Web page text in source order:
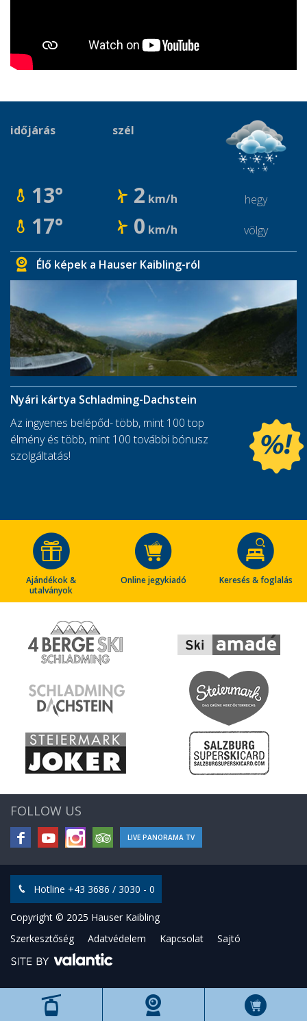
időjárás szél
13° 2 km/h hegy
17° 0 km/h völgy
Élő képek a Hauser Kaibling-ról
Nyári kártya Schladming-Dachstein
Az ingyenes belépőd- több, mint 100 top
élmény és több, mint 100 további bónusz
szolgáltatás!
Ajándékok &
utalványok
Online jegykiadó Keresés & foglalás
FOLLOW US
LIVE PANORAMA TV
Hotline +43 3686 / 3030 - 0
Copyright © 2025 Hauser Kaibling
Szerkesztőség
Adatvédelem Kapcsolat Sajtó